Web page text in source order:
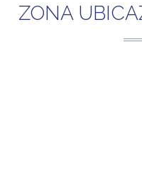
ZONA